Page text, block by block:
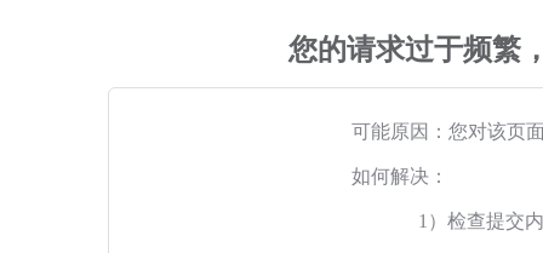
您的请求过于频繁
可能原因：您对该页
如何解决：
1）检查提交